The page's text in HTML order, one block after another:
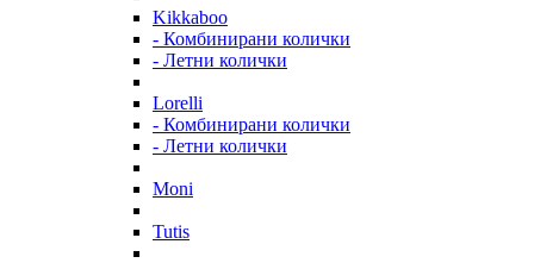
Kikkaboo
- Комбинирани колички
- Летни колички
Lorelli
- Комбинирани колички
- Летни колички
Moni
Tutis